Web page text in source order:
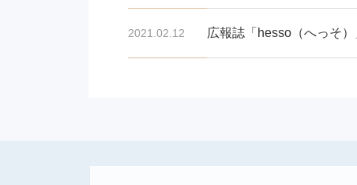
2021.02.12 広報誌「hesso（へっそ